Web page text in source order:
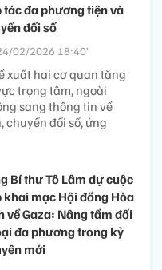
hợp tác đầu tư thiết
giữa thành phố Đà
02/2026 14:26’
động kết nối và làm
hiện quyết tâm xây
đổi mới sáng tạo
hội nhập sâu rộng
vực và toàn cầu.